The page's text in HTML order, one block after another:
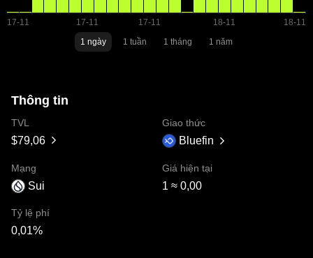
1 ngày 1 tuần 1 tháng 1 năm
Thông tin
TVL
$79,06
Giao thức
Bluefin
Mạng
Sui
Giá hiện tại
1 ≈ 0,00
Tỷ lệ phí
0,01%